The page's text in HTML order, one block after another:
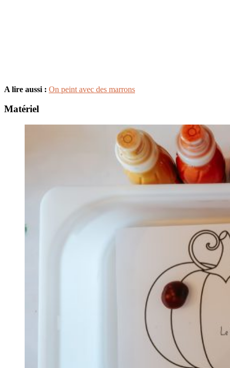
A lire aussi : On peint avec des marrons
Matériel